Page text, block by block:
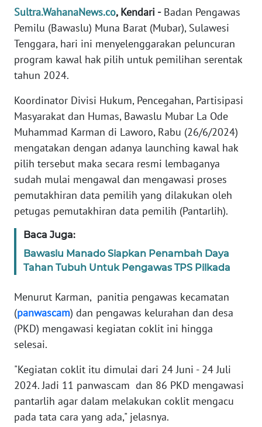
Sultra.WahanaNews.co, Kendari -Badan Pengawas
Pemilu (Bawaslu) Muna Barat (Mubar), Sulawesi
Tenggara, hari ini menyelenggarakan peluncuran
program kawal hak pilih untuk pemilihan serentak
tahun 2024.
Koordinator Divisi Hukum, Pencegahan, Partisipasi
Masyarakat dan Humas, Bawaslu Mubar La Ode
Muhammad Karman di Laworo, Rabu (26/6/2024)
mengatakan dengan adanya launching kawal hak
pilih tersebut maka secara resmi lembaganya
sudah mulai mengawal dan mengawasi proses
pemutakhiran data pemilih yang dilakukan oleh
petugas pemutakhiran data pemilih (Pantarlih).
Baca Juga:
Bawaslu Manado Siapkan Penambah Daya
Tahan Tubuh Untuk Pengawas TPS Pilkada
Menurut Karman, panitia pengawas kecamatan
(panwascam) dan pengawas kelurahan dan desa
(PKD) mengawasi kegiatan coklit ini hingga
selesai.
"Kegiatan coklit itu dimulai dari 24 Juni - 24 Juli
2024. Jadi 11 panwascam dan 86 PKD mengawasi
pantarlih agar dalam melakukan coklit mengacu
pada tata cara yang ada," jelasnya.
KARIR
DISCLAIMER
News
WN
SUMUT
WN
JAKARTA
JABAR
WN
WN
NTT
KEPRI
WN
PAPUA